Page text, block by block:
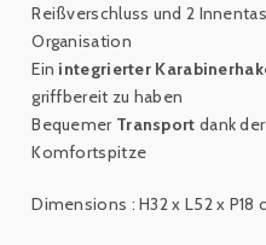
Reißverschluss und 2
Organisation
Ein integrierter
griffbereit zu haben
BequemerTransport dank
Komfortspitze
Dimensions : H32 x L52 x P18